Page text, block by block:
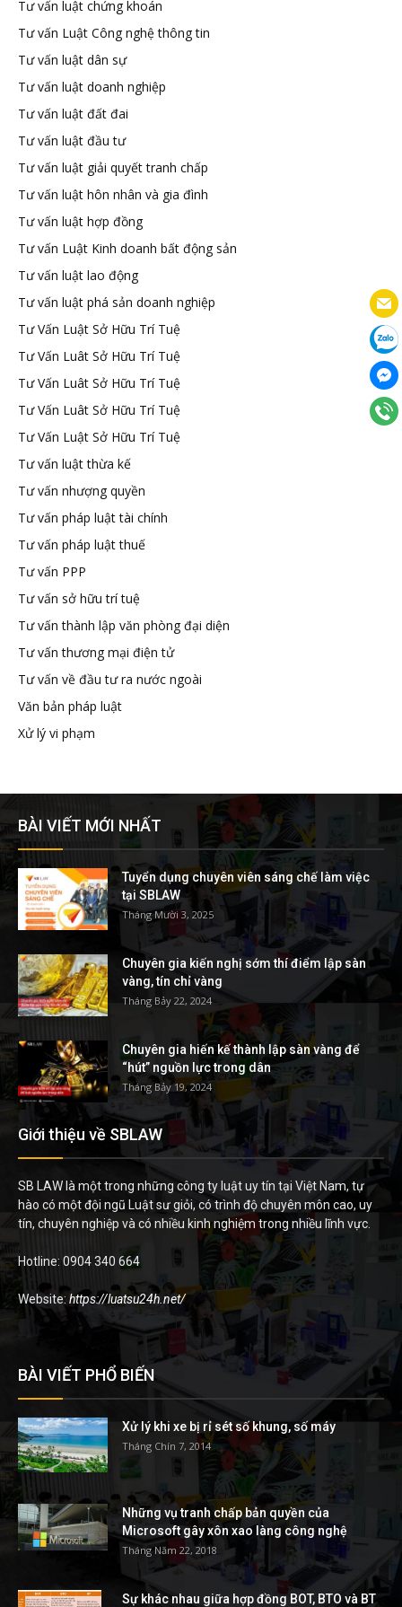
Tư vấn luật chứng khoán
Tư vấn Luật Công nghệ thông tin
Tư vấn luật dân sự
Tư vấn luật doanh nghiệp
Tư vấn luật đất đai
Tư vấn luật đầu tư
Tư vấn luật giải quyết tranh chấp
Tư vấn luật hôn nhân và gia đình
Tư vấn luật hợp đồng
Tư vấn Luật Kinh doanh bất động sản
Tư vấn luật lao động
Tư vấn luật phá sản doanh nghiệp
Tư Vấn Luật Sở Hữu Trí Tuệ
Tư Vấn Luât Sở Hữu Trí Tuệ
Tư Vấn Luât Sở Hữu Trí Tuệ
Tư Vấn Luât Sở Hữu Trí Tuệ
Tư Vấn Luật Sở Hữu Trí Tuệ
Tư vấn luật thừa kế
Tư vấn nhượng quyền
Tư vấn pháp luật tài chính
Tư vấn pháp luật thuế
Tư vấn PPP
Tư vấn sở hữu trí tuệ
Tư vấn thành lập văn phòng đại diện
Tư vấn thương mại điện tử
Tư vấn về đầu tư ra nước ngoài
Văn bản pháp luật
Xử lý vi phạm
BÀI VIẾT MỚI NHẤT
Tuyển dụng chuyên viên sáng chế làm việc
tại SBLAW
Tháng Mười 3, 2025
Chuyên gia kiến nghị sớm thí điểm lập sàn
vàng, tín chỉ vàng
Tháng Bảy 22, 2024
Chuyên gia hiến kế thành lập sàn vàng để
“hút” nguồn lực trong dân
Tháng Bảy 19, 2024
Giới thiệu về SBLAW
SB LAW là một trong những công ty luật uy tín tại Việt Nam, tự
hào có một đội ngũ Luật sư giỏi, có trình độ chuyên môn cao, uy
tín, chuyên nghiệp và có nhiều kinh nghiệm trong nhiều lĩnh vực.
Hotline: 0904 340 664
Website: https://luatsu24h.net/
BÀI VIẾT PHỔ BIẾN
Xử lý khi xe bị rỉ sét số khung, số máy
Tháng Chín 7, 2014
Những vụ tranh chấp bản quyền của
Microsoft gây xôn xao làng công nghệ
Tháng Năm 22, 2018
Sự khác nhau giữa hợp đồng BOT, BTO và BT